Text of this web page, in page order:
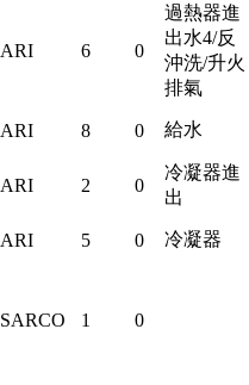
ARI 6 0
過熱器進
出水4/反
沖洗/升火
排氣
ARI 8 0 給水
ARI 2 0
冷凝器進
出
ARI 5 0 冷凝器
SARCO 1 0